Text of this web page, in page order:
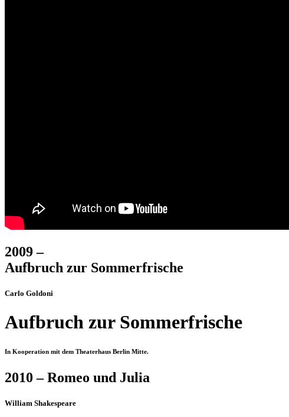
2009 –
Aufbruch zur Sommerfrische
Carlo Goldoni
Aufbruch zur Sommerfrische
In Kooperation mit dem Theaterhaus Berlin Mitte.
2010 – Romeo und Julia
William Shakespeare